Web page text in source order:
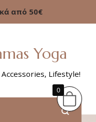
από 50€
Yoga
Lifestyle!
0